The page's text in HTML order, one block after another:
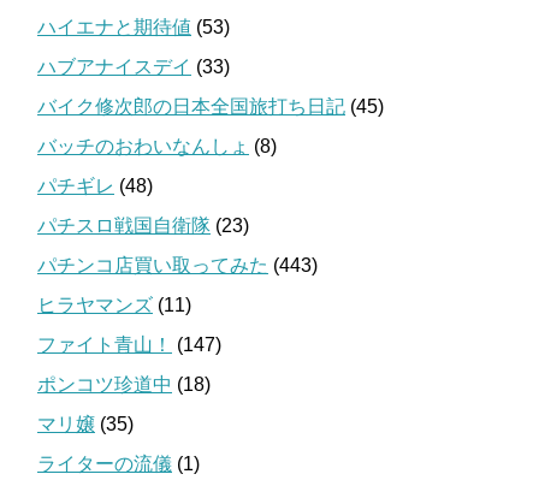
ハイエナと期待値 (53)
ハブアナイスデイ (33)
バイク修次郎の日本全国旅打ち日記 (45)
バッチのおわいなんしょ (8)
パチギレ (48)
パチスロ戦国自衛隊 (23)
パチンコ店買い取ってみた (443)
ヒラヤマンズ (11)
ファイト青山！
(147)
ポンコツ珍道中 (18)
マリ嬢 (35)
ライターの流儀 (1)